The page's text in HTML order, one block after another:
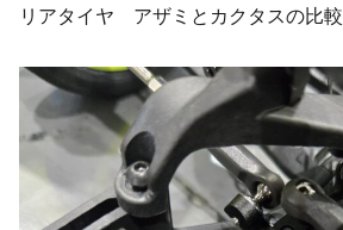
リアタイヤ アザミとカクタスの比較